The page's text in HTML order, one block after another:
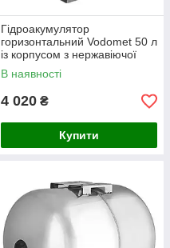
Гідроакумулятор
горизонтальний Vodomet 50 л
із корпусом з нержавіючої
сталі, сталевий, для систем
водопостачання
В наявності
4 020 ₴
Купити